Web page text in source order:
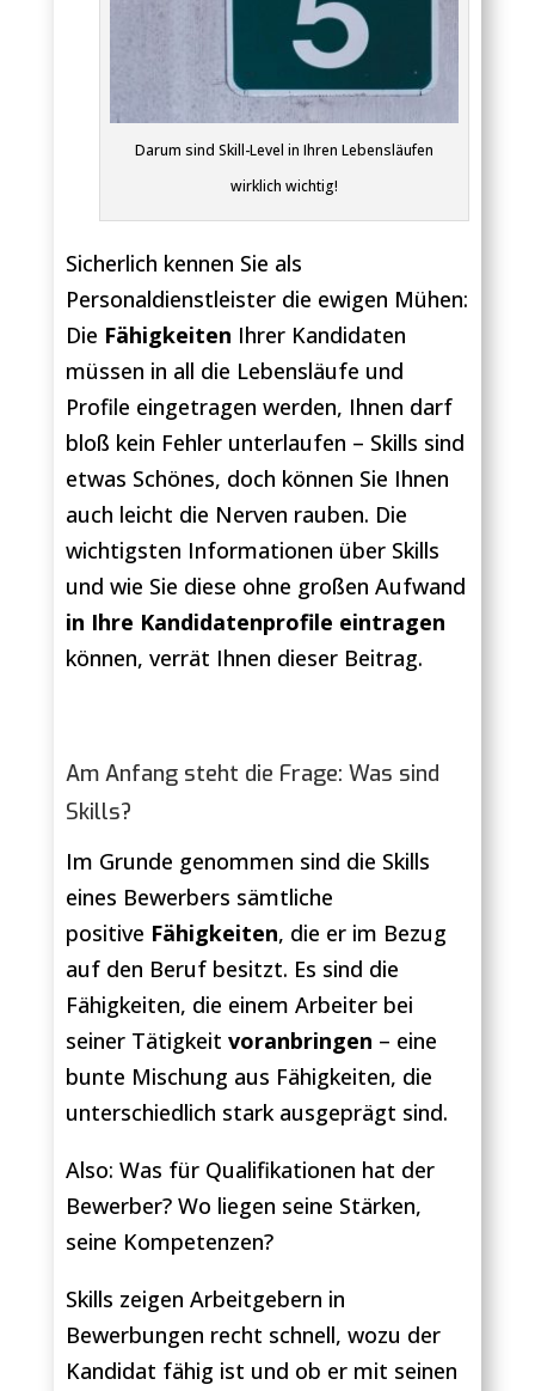
Darum sind Skill-Level in Ihren Lebensläufen
wirklich wichtig!
Sicherlich kennen Sie als
Personaldienstleister die ewigen Mühen:
Die Fähigkeiten Ihrer Kandidaten
müssen in all die Lebensläufe und
Profile eingetragen werden, Ihnen darf
bloß kein Fehler unterlaufen – Skills sind
etwas Schönes, doch können Sie Ihnen
auch leicht die Nerven rauben. Die
wichtigsten Informationen über Skills
und wie Sie diese ohne großen Aufwand
in Ihre Kandidatenprofile eintragen
können, verrät Ihnen dieser Beitrag.
Am Anfang steht die Frage: Was sind
Skills?
Im Grunde genommen sind die Skills
eines Bewerbers sämtliche
positive Fähigkeiten, die er im Bezug
auf den Beruf besitzt. Es sind die
Fähigkeiten, die einem Arbeiter bei
seiner Tätigkeit voranbringen – eine
bunte Mischung aus Fähigkeiten, die
unterschiedlich stark ausgeprägt sind.
Also: Was für Qualifikationen hat der
Bewerber? Wo liegen seine Stärken,
seine Kompetenzen?
Skills zeigen Arbeitgebern in
Bewerbungen recht schnell, wozu der
Kandidat fähig ist und ob er mit seinen